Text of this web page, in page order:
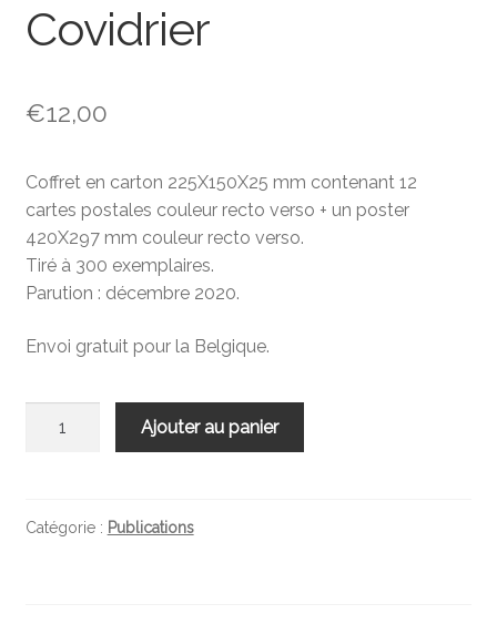
Covidrier
€12,00
Coffret en carton 225X150X25 mm contenant 12
cartes postales couleur recto verso + un poster
420X297 mm couleur recto verso.
Tiré à 300 exemplaires.
Parution : décembre 2020.
Envoi gratuit pour la Belgique.
Ajouter au panier
Catégorie : Publications